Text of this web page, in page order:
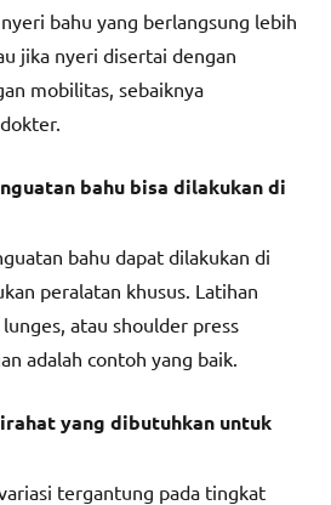
bahu yang berlangsung lebih
jika nyeri disertai dengan
mobilitas, sebaiknya
bahu bisa dilakukan di
bahu dapat dilakukan di
peralatan khusus. Latihan
atau shoulder press
adalah contoh yang baik.
yang dibutuhkan untuk
tergantung pada tingkat